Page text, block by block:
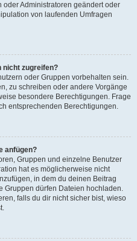
Administratoren geändert oder
von laufenden Umfragen
nicht zugreifen?
oder Gruppen vorbehalten sein.
zu schreiben oder andere Vorgänge
besondere Berechtigungen. Frage
entsprechenden Berechtigungen.
anfügen?
Gruppen und einzelne Benutzer
hat es möglicherweise nicht
in dem du deinen Beitrag
Gruppen dürfen Dateien hochladen.
falls du dir nicht sicher bist, wieso